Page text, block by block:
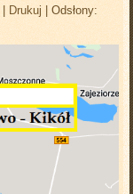
Drukuj |Odsłony: